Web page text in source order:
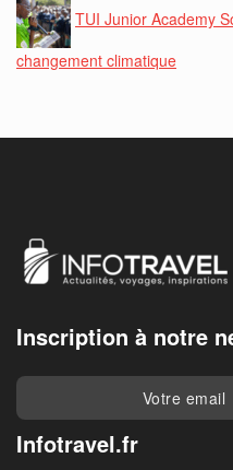
TUI Junior Academy
changement climatique
Inscription à notre
Infotravel.fr